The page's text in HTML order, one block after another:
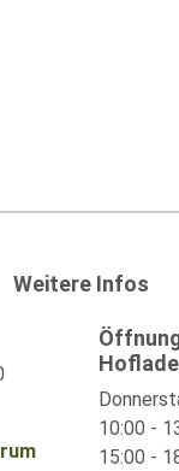
Weitere Infos
10:00 -
15:00 -